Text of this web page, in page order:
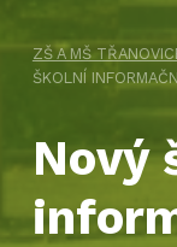
ZŠ A MŠ
ŠKOLNÍ
Nový